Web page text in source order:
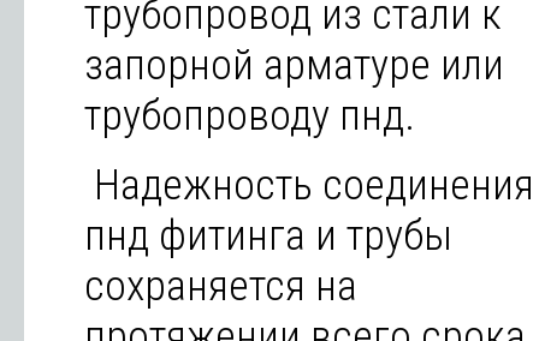
трубопровод из стали к
запорной арматуре или
трубопроводу пнд.
Надежность соединения
пнд фитинга и трубы
сохраняется на